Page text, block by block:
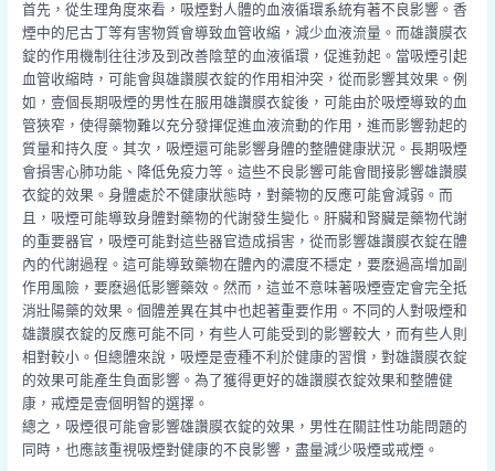
首先，從生理角度來看，吸煙對人體的血液循環系統有著不良影響。香
煙中的尼古丁等有害物質會導致血管收縮，減少血液流量。而雄讚膜衣
錠的作用機制往往涉及到改善陰莖的血液循環，促進勃起。當吸煙引起
血管收縮時，可能會與雄讚膜衣錠的作用相沖突，從而影響其效果。例
如，壹個長期吸煙的男性在服用雄讚膜衣錠後，可能由於吸煙導致的血
管狹窄，使得藥物難以充分發揮促進血液流動的作用，進而影響勃起的
質量和持久度。其次，吸煙還可能影響身體的整體健康狀況。長期吸煙
會損害心肺功能、降低免疫力等。這些不良影響可能會間接影響雄讚膜
衣錠的效果。身體處於不健康狀態時，對藥物的反應可能會減弱。而
且，吸煙可能導致身體對藥物的代謝發生變化。肝臟和腎臟是藥物代謝
的重要器官，吸煙可能對這些器官造成損害，從而影響雄讚膜衣錠在體
內的代謝過程。這可能導致藥物在體內的濃度不穩定，要麽過高增加副
作用風險，要麽過低影響藥效。然而，這並不意味著吸煙壹定會完全抵
消壯陽藥的效果。個體差異在其中也起著重要作用。不同的人對吸煙和
雄讚膜衣錠的反應可能不同，有些人可能受到的影響較大，而有些人則
相對較小。但總體來說，吸煙是壹種不利於健康的習慣，對雄讚膜衣錠
的效果可能產生負面影響。為了獲得更好的雄讚膜衣錠效果和整體健
康，戒煙是壹個明智的選擇。
總之，吸煙很可能會影響雄讚膜衣錠的效果，男性在關註性功能問題的
同時，也應該重視吸煙對健康的不良影響，盡量減少吸煙或戒煙。